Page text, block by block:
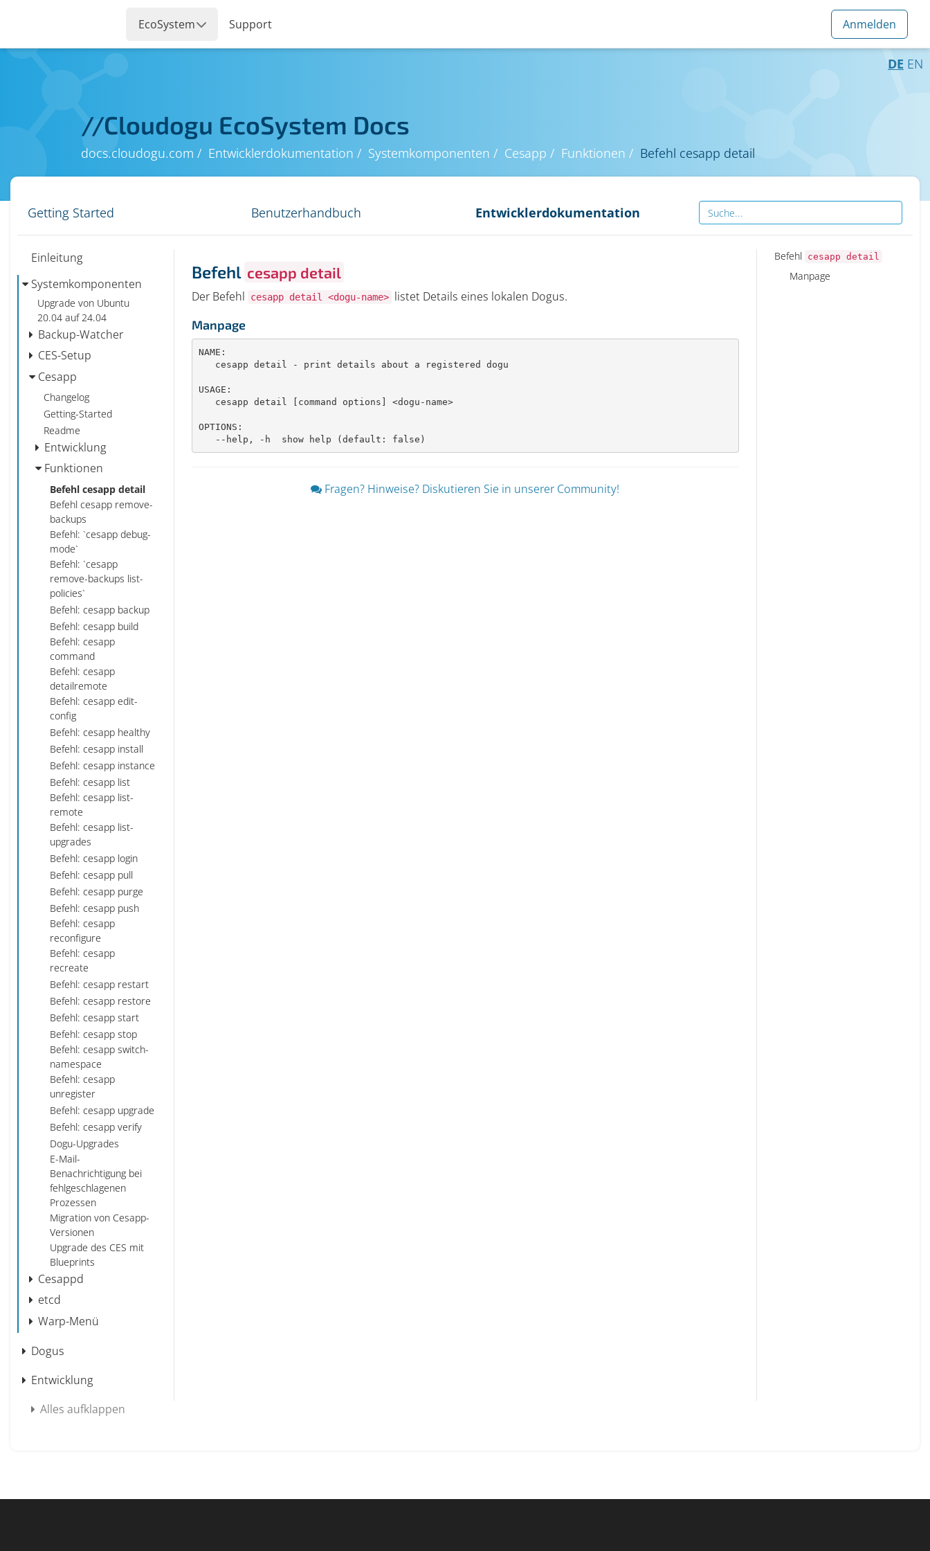
DE EN
//Cloudogu EcoSystem Docs
docs.cloudogu.com Entwicklerdokumentation Systemkomponenten Cesapp Funktionen Befehl cesapp detail
Getting Started Benutzerhandbuch Entwicklerdokumentation
Einleitung
Systemkomponenten
Upgrade von Ubuntu
20.04 auf 24.04
Backup-Watcher
CES-Setup
Cesapp
Changelog
Getting-Started
Readme
Entwicklung
Funktionen
Befehl cesapp detail
Befehl cesapp remove-
backups
Befehl: `cesapp debug-
mode`
Befehl: `cesapp
remove-backups list-
policies`
Befehl: cesapp backup
Befehl: cesapp build
Befehl: cesapp
command
Befehl: cesapp
detailremote
Befehl: cesapp edit-
config
Befehl: cesapp healthy
Befehl: cesapp install
Befehl: cesapp instance
Befehl: cesapp list
Befehl: cesapp list-
remote
Befehl: cesapp list-
upgrades
Befehl: cesapp login
Befehl: cesapp pull
Befehl: cesapp purge
Befehl: cesapp push
Befehl: cesapp
reconfigure
Befehl: cesapp
recreate
Befehl: cesapp restart
Befehl: cesapp restore
Befehl: cesapp start
Befehl: cesapp stop
Befehl: cesapp switch-
namespace
Befehl: cesapp
unregister
Befehl: cesapp upgrade
Befehl: cesapp verify
Dogu-Upgrades
E-Mail-
Benachrichtigung bei
fehlgeschlagenen
Prozessen
Migration von Cesapp-
Versionen
Upgrade des CES mit
Blueprints
Cesappd
etcd
Warp-Menü
Dogus
Entwicklung
Alles aufklappen
Befehl cesapp detail
Der Befehl cesapp detail <dogu-name> listet Details eines lokalen Dogus.
Manpage
NAME:
USAGE:
OPTIONS:
   --help, -h  show help (default: false)
Fragen? Hinweise? Diskutieren Sie in unserer Community!
Befehl cesapp detail
Manpage